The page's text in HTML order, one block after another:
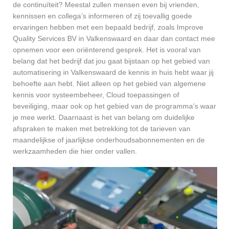
de continuïteit? Meestal zullen mensen even bij vrienden,
kennissen en collega’s informeren of zij toevallig goede
ervaringen hebben met een bepaald bedrijf, zoals Improve
Quality Services BV in Valkenswaard en daar dan contact mee
opnemen voor een oriënterend gesprek. Het is vooral van
belang dat het bedrijf dat jou gaat bijstaan op het gebied van
automatisering in Valkenswaard de kennis in huis hebt waar jij
behoefte aan hebt. Niet alleen op het gebied van algemene
kennis voor systeembeheer, Cloud toepassingen of
beveiliging, maar ook op het gebied van de programma’s waar
je mee werkt. Daarnaast is het van belang om duidelijke
afspraken te maken met betrekking tot de tarieven van
maandelijkse of jaarlijkse onderhoudsabonnementen en de
werkzaamheden die hier onder vallen.